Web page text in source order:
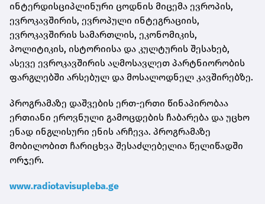
ინტერდისციპლინური ცოდნის მიცემა ევროპის,
ევროკავშირის, ევროპული ინტეგრაციის,
ევროკავშირის სამართლის, ეკონომიკის,
პოლიტიკის, ისტორიისა და კულტურის შესახებ,
ასევე ევროკავშირის აღმოსავლეთ პარტნიორობის
ფარგლებში არსებულ და მოსალოდნელ კავშირებზე.
პროგრამაზე დაშვების ერთ-ერთი წინაპირობაა
ერთიანი ეროვნული გამოცდების ჩაბარება და უცხო
ენად ინგლისური ენის არჩევა. პროგრამაზე
მობილობით ჩარიცხვა შესაძლებელია წელიწადში
ორჯერ.
www.radiotavisupleba.ge